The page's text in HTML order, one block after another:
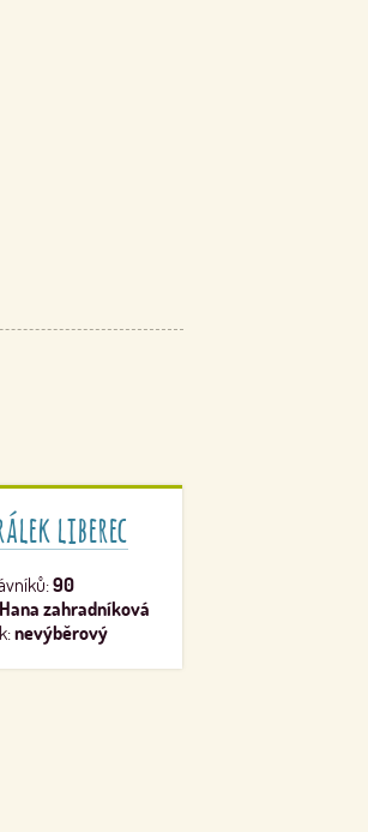
liberec
90
Hana zahradníková
nevýběrový